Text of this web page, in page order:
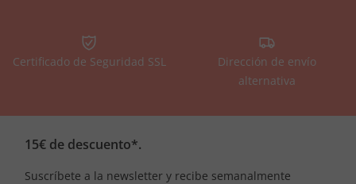
Certificado de Seguridad SSL
Dirección de envío
alternativa
15€ de descuento*.
Suscríbete a la newsletter y recibe semanalmente